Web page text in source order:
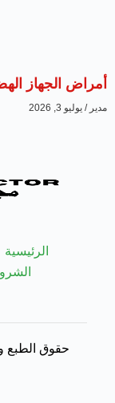
أمراض الجهاز
مدير يوليو 3, 2026
الرئيسية